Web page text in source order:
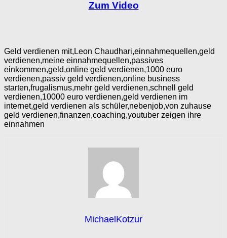
Zum Video
Geld verdienen mit,Leon Chaudhari,einnahmequellen,geld
verdienen,meine einnahmequellen,passives
einkommen,geld,online geld verdienen,1000 euro
verdienen,passiv geld verdienen,online business
starten,frugalismus,mehr geld verdienen,schnell geld
verdienen,10000 euro verdienen,geld verdienen im
internet,geld verdienen als schüler,nebenjob,von zuhause
geld verdienen,finanzen,coaching,youtuber zeigen ihre
einnahmen
MichaelKotzur